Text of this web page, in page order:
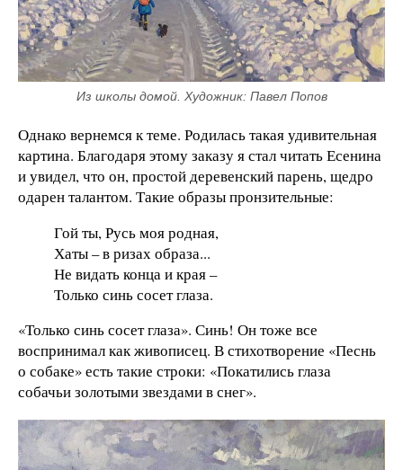
Из школы домой. Художник: Павел Попов
Однако вернемся к теме. Родилась такая удивительная
картина. Благодаря этому заказу я стал читать Есенина
и увидел, что он, простой деревенский парень, щедро
одарен талантом. Такие образы пронзительные:
Гой ты, Русь моя родная,
Хаты – в ризах образа...
Не видать конца и края –
Только синь сосет глаза.
«Только синь сосет глаза». Синь! Он тоже все
воспринимал как живописец. В стихотворение «Песнь
о собаке» есть такие строки: «Покатились глаза
собачьи золотыми звездами в снег».